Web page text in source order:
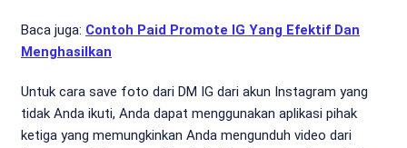
Baca juga: Contoh Paid Promote IG Yang Efektif Dan
Menghasilkan
Untuk cara save foto dari DM IG dari akun Instagram yang
tidak Anda ikuti, Anda dapat menggunakan aplikasi pihak
ketiga yang memungkinkan Anda mengunduh video dari